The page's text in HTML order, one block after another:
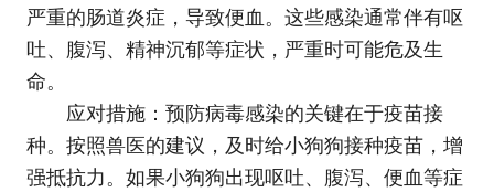
严重的肠道炎症，导致便血。这些感染通常伴有呕
吐、腹泻、精神沉郁等症状，严重时可能危及生
命。
应对措施：预防病毒感染的关键在于疫苗接
种。按照兽医的建议，及时给小狗狗接种疫苗，增
强抵抗力。如果小狗狗出现呕吐、腹泻、便血等症